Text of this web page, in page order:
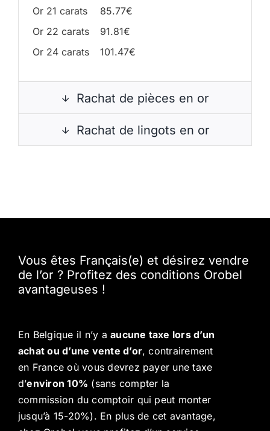
Or 21 carats
85.77€
Or 22 carats
91.81€
Or 24 carats
101.47€
Rachat de pièces en or
Rachat de lingots en or
Vous êtes Français(e) et désirez vendre
de l’or ? Profitez des conditions Orobel
avantageuses !
En Belgique il n’y aaucune taxe lors d’un
achat ou d’une vente d’or, contrairement
en France où vous devrez payer une taxe
d’environ 10% (sans compter la
commission du comptoir qui peut monter
jusqu’à 15-20%). En plus de cet avantage,